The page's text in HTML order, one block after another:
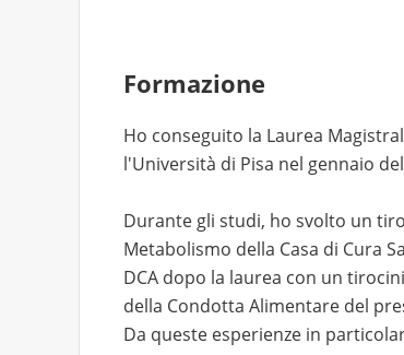
Formazione
Ho conseguito la Laurea
l'Università di Pisa nel gennaio
Durante gli studi, ho svolto un
Metabolismo della Casa di Cura
DCA dopo la laurea con un
della Condotta Alimentare del
Da queste esperienze in